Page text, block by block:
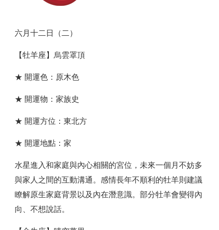
六月十二日（二）
【牡羊座】烏雲罩頂
★ 開運色：原木色
★ 開運物：家族史
★ 開運方位：東北方
★ 開運地點：家
水星進入和家庭與內心相關的宮位，未來一個月不妨多
與家人之間的互動溝通。感情長年不順利的牡羊則建議
瞭解原生家庭背景以及內在潛意識。部分牡羊會變得內
向、不想說話。